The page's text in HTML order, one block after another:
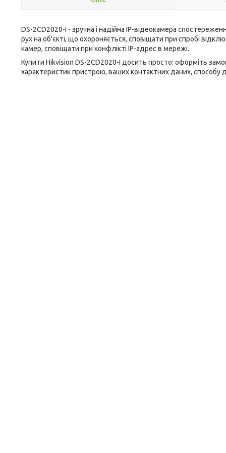
DS-2CD2020-I - зручна і надійна IP-відеокамера
рух на об'єкті, що охороняється, сповіщати при спробі
камер, сповіщати при конфлікті IP-адрес в мережі.
Купити Hikvision DS-2CD2020-I досить просто: оформіть
характеристик пристрою, ваших контактних даних, способу